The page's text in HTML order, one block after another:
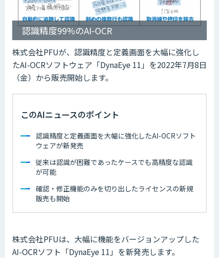
認識精度99%のAI-OCR
株式会社PFUが、認識精度と定義画面を大幅に強化し
たAI-OCRソフトウェア「DynaEye 11」を2022年7月8日
（金）から販売開始します。
このAIニュースのポイント
認識精度と定義画面を大幅に強化したAI-OCRソフト
ウェアが新発売
従来は認識が困難であったケースでも高精度な認識
が可能
確認・修正機能のみを切り出したライセンスの新規
販売も開始
株式会社PFUは、大幅に機能をバージョンアップした
AI-OCRソフト「DynaEye 11」を新発売します。